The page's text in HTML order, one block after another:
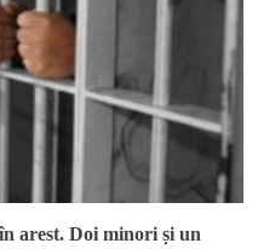
arest. Doi minori și un